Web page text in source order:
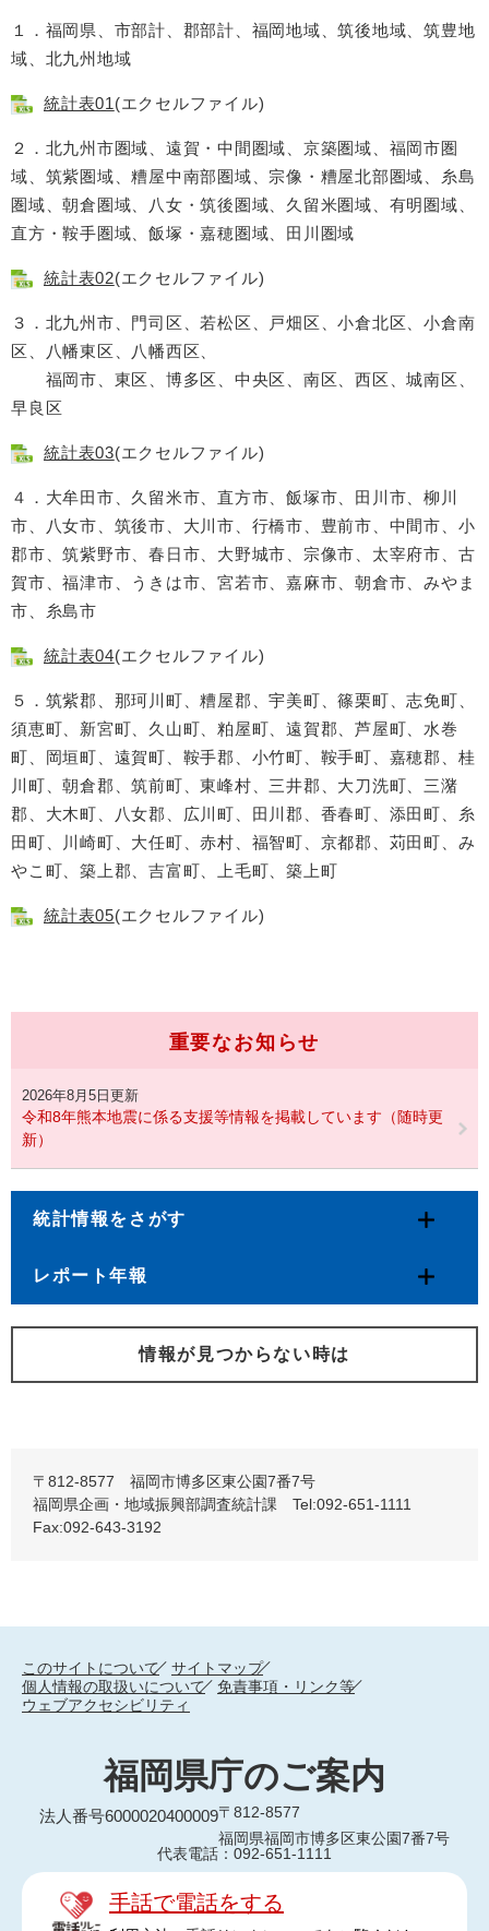
１．福岡県、市部計、郡部計、福岡地域、筑後地域、筑豊地
域、北九州地域
統計表01(エクセルファイル)
２．北九州市圏域、遠賀・中間圏域、京築圏域、福岡市圏
域、筑紫圏域、糟屋中南部圏域、宗像・糟屋北部圏域、糸島
圏域、朝倉圏域、八女・筑後圏域、久留米圏域、有明圏域、
直方・鞍手圏域、飯塚・嘉穂圏域、田川圏域
統計表02(エクセルファイル)
３．北九州市、門司区、若松区、戸畑区、小倉北区、小倉南
区、八幡東区、八幡西区、
福岡市、東区、博多区、中央区、南区、西区、城南区、
早良区
統計表03(エクセルファイル)
４．大牟田市、久留米市、直方市、飯塚市、田川市、柳川
市、八女市、筑後市、大川市、行橋市、豊前市、中間市、小
郡市、筑紫野市、春日市、大野城市、宗像市、太宰府市、古
賀市、福津市、うきは市、宮若市、嘉麻市、朝倉市、みやま
市、糸島市
統計表04(エクセルファイル)
５．筑紫郡、那珂川町、糟屋郡、宇美町、篠栗町、志免町、
須恵町、新宮町、久山町、粕屋町、遠賀郡、芦屋町、水巻
町、岡垣町、遠賀町、鞍手郡、小竹町、鞍手町、嘉穂郡、桂
川町、朝倉郡、筑前町、東峰村、三井郡、大刀洗町、三潴
郡、大木町、八女郡、広川町、田川郡、香春町、添田町、糸
田町、川崎町、大任町、赤村、福智町、京都郡、苅田町、み
やこ町、築上郡、吉富町、上毛町、築上町
統計表05(エクセルファイル)
重要なお知らせ
2026年8月5日更新
令和8年熊本地震に係る支援等情報を掲載しています（随時更
新）
統計情報をさがす
レポート年報
情報が見つからない時は
〒812-8577 福岡市博多区東公園7番7号
福岡県企画・地域振興部調査統計課 Tel:092-651-1111
Fax:092-643-3192
このサイトについて
サイトマップ
個人情報の取扱いについて
免責事項・リンク等
ウェブアクセシビリティ
福岡県庁のご案内
法人番号6000020400009〒812-8577
福岡県福岡市博多区東公園7番7号
代表電話：092-651-1111
手話で電話をする